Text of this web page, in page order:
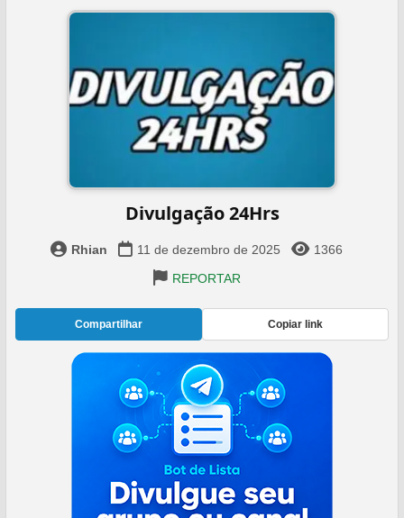
Divulgação 24Hrs
Rhian 11 de dezembro de 2025
1366
REPORTAR
Compartilhar Copiar link